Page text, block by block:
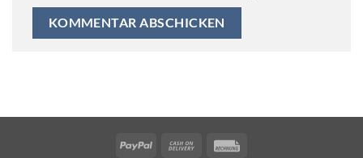
PayPal
Cash